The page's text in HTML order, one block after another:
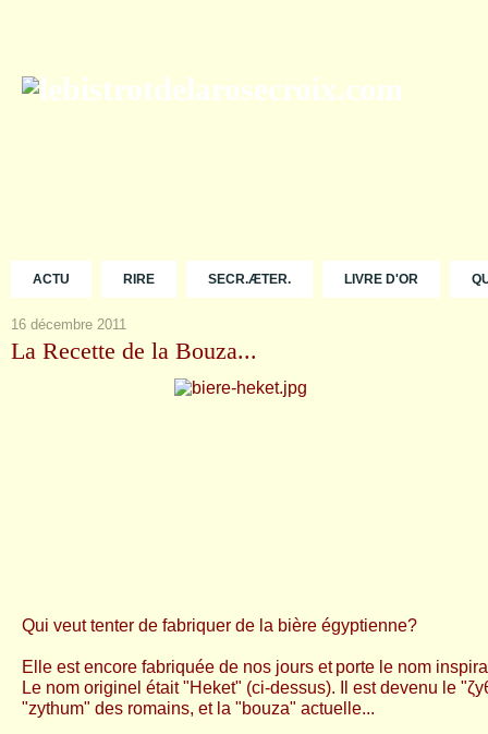
ACTU RIRE SECR.ÆTER. LIVRE D'OR
16 décembre 2011
La Recette de la Bouza...
Qui veut tenter de fabriquer de la bière égyptienne?
Elle est encore fabriquée de nos jours et porte le nom
Le nom originel était "Heket" (ci-dessus). Il est devenu le
"zythum" des romains, et la "bouza" actuelle...